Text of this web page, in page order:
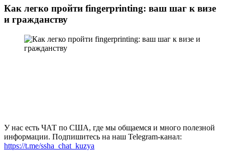
Как легко пройти fingerprinting: ваш шаг к визе
и гражданству
У нас есть ЧАТ по США, где мы общаемся и много полезной
информации. Подпишитесь на наш Telegram-канал:
https://t.me/ssha_chat_kuzya